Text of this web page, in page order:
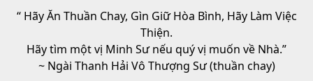
Tin Đáng Chú Ý 2026-08-07 48Lượt Xem
“ Hãy Ăn Thuần Chay, Gìn Giữ Hòa Bình, Hãy Làm Việc
Thiện.
Hãy tìm một vị Minh Sư nếu quý vị muốn về Nhà.”
~ Ngài Thanh Hải Vô Thượng Sư (thuần chay)